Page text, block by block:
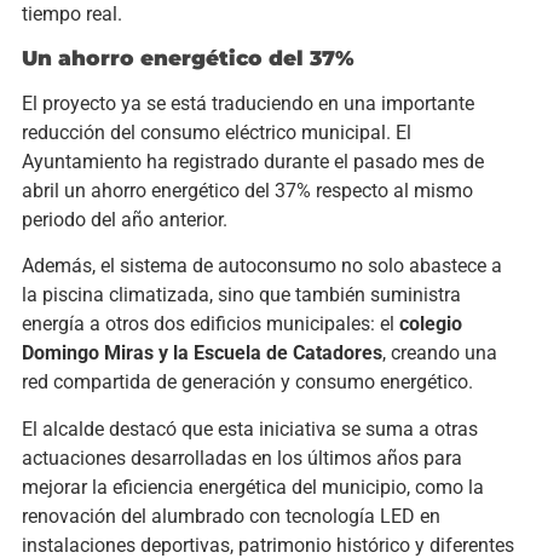
tiempo real.
Un ahorro energético del 37%
El proyecto ya se está traduciendo en una importante
reducción del consumo eléctrico municipal. El
Ayuntamiento ha registrado durante el pasado mes de
abril un ahorro energético del 37% respecto al mismo
periodo del año anterior.
Además, el sistema de autoconsumo no solo abastece a
la piscina climatizada, sino que también suministra
energía a otros dos edificios municipales: el colegio
Domingo Miras y la Escuela de Catadores, creando una
red compartida de generación y consumo energético.
El alcalde destacó que esta iniciativa se suma a otras
actuaciones desarrolladas en los últimos años para
mejorar la eficiencia energética del municipio, como la
renovación del alumbrado con tecnología LED en
instalaciones deportivas, patrimonio histórico y diferentes